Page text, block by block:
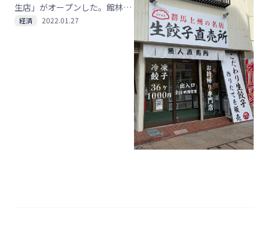
生店」がオープンした。館林市
に拠点を置く番長グループ（坂
経済 2022.01.27